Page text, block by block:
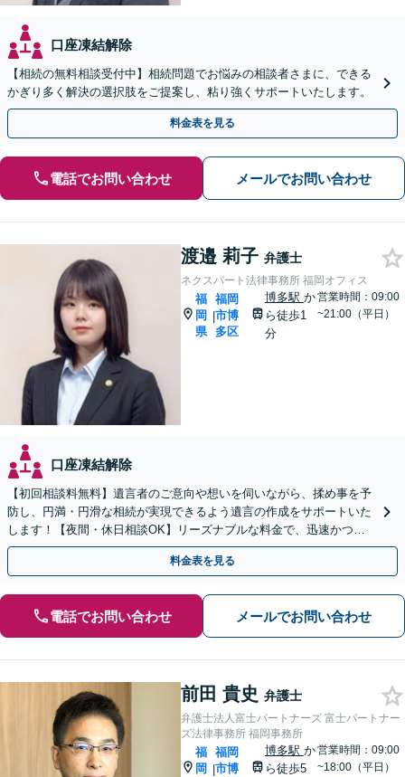
口座凍結解除
【相続の無料相談受付中】相続問題でお悩みの相談者さまに、できる
かぎり多く解決の選択肢をご提案し、粘り強くサポートいたします。
料金表を見る
電話でお問い合わせ メールでお問い合わせ
渡邉 莉子 弁護士
ネクスパート法律事務所 福岡オフィス
福
岡
県
|
福岡
市博
多区
博多駅 か
ら徒歩1
分
営業時間：09:00
~21:00（平日）
口座凍結解除
【初回相談料無料】遺言者のご意向や想いを伺いながら、揉め事を予
防し、円満・円滑な相続が実現できるよう遺言の作成をサポートいた
します！【夜間・休日相談OK】リーズナブルな料金で、迅速かつス
ピーディーにまごころを持って対応させて頂きます。
料金表を見る
電話でお問い合わせ メールでお問い合わせ
前田 貴史 弁護士
弁護士法人富士パートナーズ 富士パートナー
ズ法律事務所 福岡事務所
福
岡 |
福岡
市博
博多駅 か
ら徒歩5
営業時間：09:00
~18:00（平日）